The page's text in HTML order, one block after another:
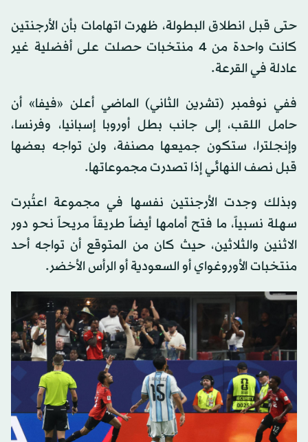
حتى قبل انطلاق البطولة، ظهرت اتهامات بأن الأرجنتين
كانت واحدة من 4 منتخبات حصلت على أفضلية غير
عادلة في القرعة.
ففي نوفمبر (تشرين الثاني) الماضي أعلن «فيفا» أن
حامل اللقب، إلى جانب بطل أوروبا إسبانيا، وفرنسا،
وإنجلترا، ستكون جميعها مصنفة، ولن تواجه بعضها
قبل نصف النهائي إذا تصدرت مجموعاتها.
وبذلك وجدت الأرجنتين نفسها في مجموعة اعتُبرت
سهلة نسبياً، ما فتح أمامها أيضاً طريقاً مريحاً نحو دور
الاثنين والثلاثين، حيث كان من المتوقع أن تواجه أحد
منتخبات الأوروغواي أو السعودية أو الرأس الأخضر.